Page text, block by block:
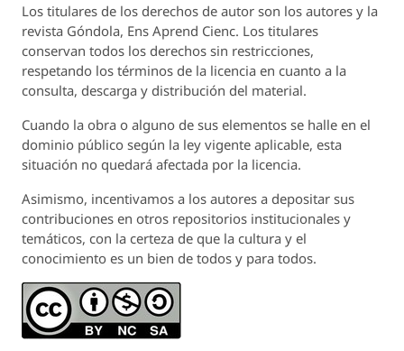
Los titulares de los derechos de autor son los autores y la
revista Góndola, Ens Aprend Cienc. Los titulares
conservan todos los derechos sin restricciones,
respetando los términos de la licencia en cuanto a la
consulta, descarga y distribución del material.
Cuando la obra o alguno de sus elementos se halle en el
dominio público según la ley vigente aplicable, esta
situación no quedará afectada por la licencia.
Asimismo, incentivamos a los autores a depositar sus
contribuciones en otros repositorios institucionales y
temáticos, con la certeza de que la cultura y el
conocimiento es un bien de todos y para todos.